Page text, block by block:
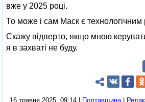
вже у 2025 році.
То може і сам Маск є
Скажу відверто, якщо мною
я в захваті не буду.
16 травня 2025, 09:14 | Полтавщина|